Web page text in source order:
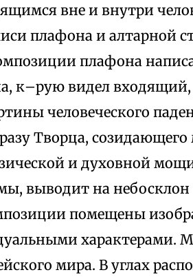
вне и внутри
плафона и алтарной
плафона
к–рую видел входящий,
человеческого
Творца,
и духовной
выводит на небосклон
помещены
характерами.
мира. В углах